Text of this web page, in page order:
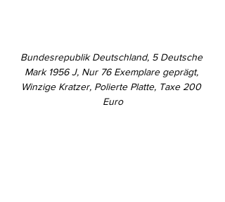
Bundesrepublik Deutschland, 5 Deutsche
Mark 1956 J, Nur 76 Exemplare geprägt,
Winzige Kratzer, Polierte Platte, Taxe 200
Euro